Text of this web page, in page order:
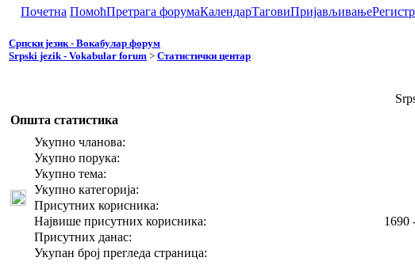
Почетна ПомоћПретрага форумаКалендарТаговиПријављивање
Српски језик - Вокабулар форум
Srpski jezik - Vokabular forum > Статистички центар
Општа статистика
Укупно чланова:
Укупно порука:
Укупно тема:
Укупно категорија:
Присутних корисника:
Највише присутних корисника:
1690
Присутних данас:
Укупан број прегледа страница: